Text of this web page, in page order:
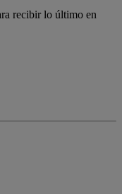
recibir lo último en